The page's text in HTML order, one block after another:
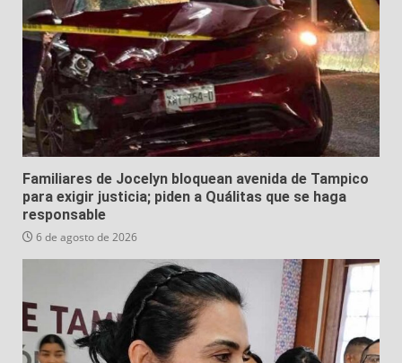
Familiares de Jocelyn bloquean avenida de Tampico
para exigir justicia; piden a Quálitas que se haga
responsable
6 de agosto de 2026